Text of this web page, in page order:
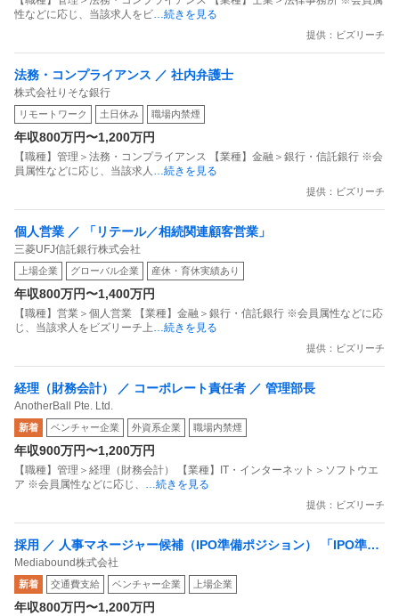
性などに応じ、当該求人をビ…続きを見る
提供：ビズリーチ
法務・コンプライアンス ／ 社内弁護士
株式会社りそな銀行
リモートワーク 土日休み 職場内禁煙
年収800万円〜1,200万円
【職種】管理＞法務・コンプライアンス 【業種】金融＞銀行・信託銀行 ※会
員属性などに応じ、当該求人 …続きを見る
提供：ビズリーチ
個人営業 ／ 「リテール／相続関連顧客営業」
三菱UFJ信託銀行株式会社
上場企業 グローバル企業 産休・育休実績あり
年収800万円〜1,400万円
【職種】営業＞個人営業 【業種】金融＞銀行・信託銀行 ※会員属性などに応
じ、当該求人をビズリーチ上…続きを見る
提供：ビズリーチ
経理（財務会計） ／ コーポレート責任者 ／ 管理部長
AnotherBall Pte. Ltd.
新着 ベンチャー企業 外資系企業 職場内禁煙
年収900万円〜1,200万円
【職種】管理＞経理（財務会計） 【業種】IT・インターネット＞ソフトウエ
ア ※会員属性などに応じ、 …続きを見る
提供：ビズリーチ
採用 ／ 人事マネージャー候補（IPO準備ポジション） 「IPO準備
中／服装自由／通勤交通費支給」
Mediabound株式会社
新着 交通費支給 ベンチャー企業 上場企業
年収800万円〜1,200万円